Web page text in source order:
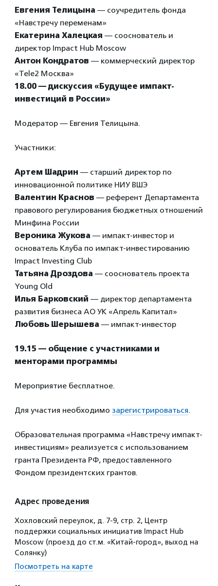
Евгения Телицына — соучредитель фонда
«Навстречу переменам»
Екатерина Халецкая — сооснователь и
директор Impact Hub Moscow
Антон Кондратов — коммерческий директор
«Tele2 Москва»
18.00 — дискуссия «Будущее импакт-
инвестиций в России»
Модератор — Евгения Телицына.
Участники:
Артем Шадрин — старший директор по
инновационной политике НИУ ВШЭ
Валентин Краснов — референт Департамента
правового регулирования бюджетных отношений
Минфина России
Вероника Жукова — импакт-инвестор и
основатель Клуба по импакт-инвестированию
Impact Investing Club
Татьяна Дроздова — сооснователь проекта
Young Old
Илья Барковский — директор департамента
развития бизнеса АО УК «Апрель Капитал»
Любовь Шерышева — импакт-инвестор
19.15 — общение с участниками и
менторами программы
Мероприятие бесплатное.
Для участия необходимо зарегистрироваться.
Образовательная программа «Навстречу импакт-
инвестициям» реализуется с использованием
гранта Президента РФ, предоставленного
Фондом президентских грантов.
Адрес проведения
Хохловский переулок, д. 7-9, стр. 2, Центр
поддержки социальных инициатив Impact Hub
Moscow (проезд до ст.м. «Китай-город», выход на
Солянку)
Посмотреть на карте